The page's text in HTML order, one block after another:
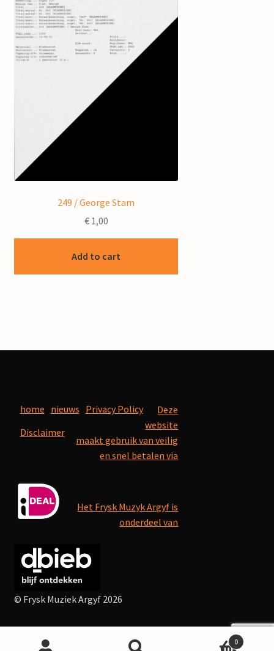
249 / George Stam
€1,00
Add to cart
home nieuws Privacy Policy
Disclaimer
Deze
website
maakt gebruik van veilig
en snel betalen via
Het Frysk Muzyk Argyf is
onderdeel van
© Frysk Muziek Argyf 2026
0